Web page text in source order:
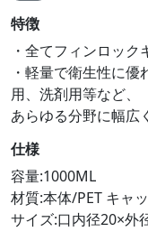
特徴
・全てフィンロック
・軽量で衛生性に
用、洗剤用等など、
あらゆる分野に幅広
仕様
容量:1000ML
材質:本体/PET キャ
サイズ:口内径20×外